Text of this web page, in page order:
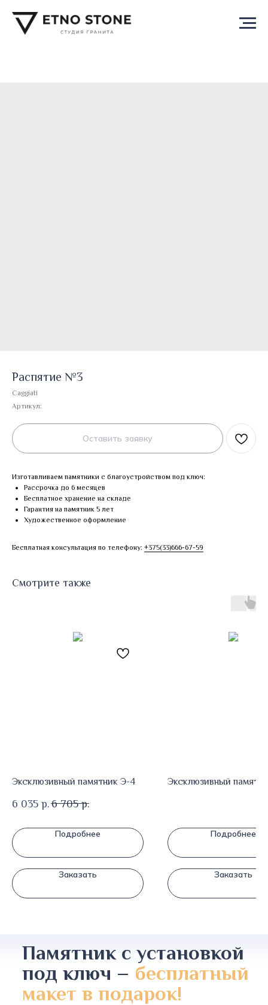
Распятие №3
Caggiati
Артикул:
Оставить заявку
Изготавливаем памятники с благоустройством под ключ:
Рассрочка до 6 месяцев
Бесплатное хранение на складе
Гарантия на памятник 5 лет
Художественное оформление
Бесплатная консультация по телефону: +375(33)666-67-59
Смотрите также
Эксклюзивный памятник Э-4
6 035 р. 6 705 р.
Подробнее
Заказать
Эксклюзивный
Подробнее
Заказать
Памятник с установкой
под ключ – бесплатный
макет в подарок!